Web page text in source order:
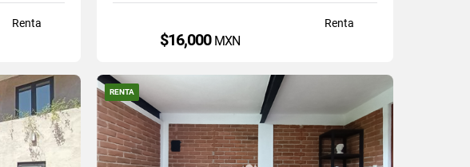
Renta Renta
$16,000 MXN
RENTA